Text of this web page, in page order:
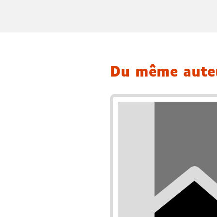
Du même